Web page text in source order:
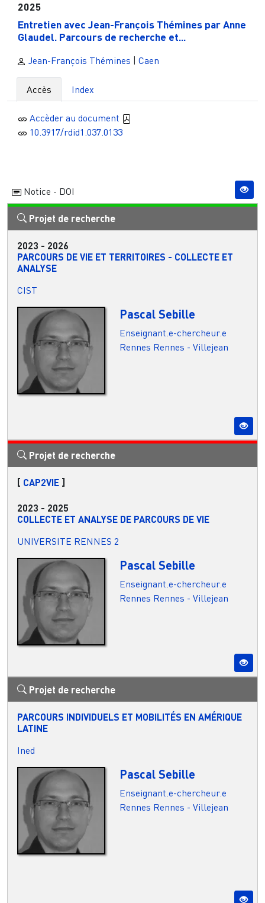
2025
Entretien avec Jean-François Thémines par Anne
Glaudel. Parcours de recherche et...
Jean-François Thémines | Caen
Accès Index
Accèder au document
10.3917/rdid1.037.0133
Notice - DOI
Projet de recherche
2023 - 2026
PARCOURS DE VIE ET TERRITOIRES - COLLECTE ET
ANALYSE
CIST
Pascal Sebille
Enseignant.e-chercheur.e
Rennes Rennes - Villejean
Projet de recherche
[ CAP2VIE ]
2023 - 2025
COLLECTE ET ANALYSE DE PARCOURS DE VIE
UNIVERSITE RENNES 2
Pascal Sebille
Enseignant.e-chercheur.e
Rennes Rennes - Villejean
Projet de recherche
PARCOURS INDIVIDUELS ET MOBILITÉS EN AMÉRIQUE
LATINE
Ined
Pascal Sebille
Enseignant.e-chercheur.e
Rennes Rennes - Villejean